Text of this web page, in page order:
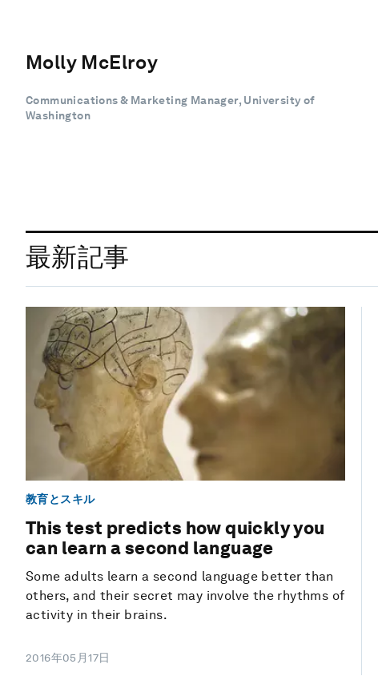
Molly McElroy
Communications & Marketing Manager, University of
Washington
最新記事
教育とスキル
This test predicts how quickly you
can learn a second language
Some adults learn a second language better than
others, and their secret may involve the rhythms of
activity in their brains.
2016年05月17日